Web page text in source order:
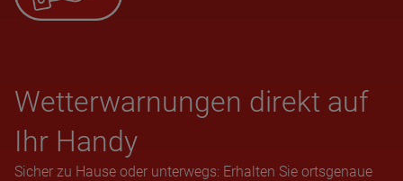
Wet­ter­war­nun­gen direkt auf
Ihr Handy
Sicher zu Hause oder unterwegs: Erhalten Sie ortsgenaue